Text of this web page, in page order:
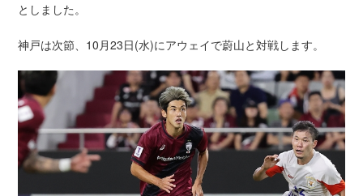
としました。
神戸は次節、10月23日(水)にアウェイで蔚山と対戦します。